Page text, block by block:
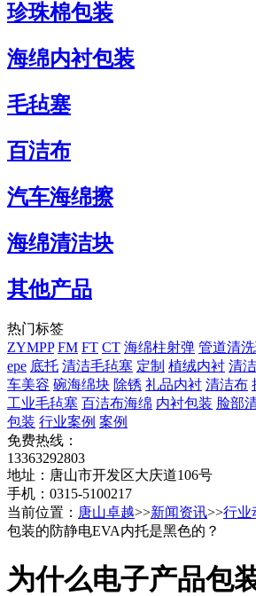
珍珠棉包装
海绵内衬包装
毛毡塞
百洁布
汽车海绵擦
海绵清洁块
其他产品
热门标签
ZYMPP FM FT CT 海绵柱射弹 管道清
epe 底托 清洁毛毡塞 定制 植绒内衬 清
车美容 碗海绵块 除锈 礼品内衬 清洁布
工业毛毡塞 百洁布海绵 内衬包装 脸部
包装 行业案例 案例
免费热线：
13363292803
地址：唐山市开发区大庆道106号
手机：0315-5100217
当前位置： 唐山卓越>>新闻资讯>>行业
包装的防静电EVA内托是黑色的？
为什么电子产品包